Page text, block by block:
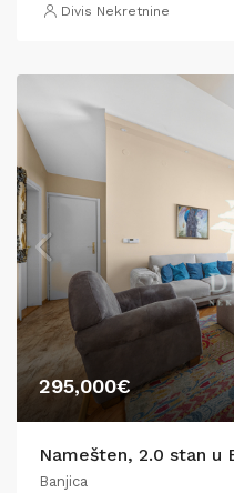
Divis Nekretnine
295,000€
Banjica